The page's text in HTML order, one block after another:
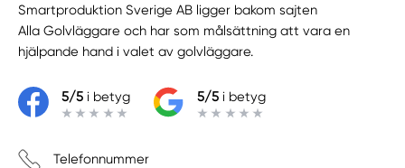
Smartproduktion Sverige AB ligger bakom sajten
Alla Golvläggare och har som målsättning att vara en
hjälpande hand i valet av golvläggare.
5/5i betyg 5/5i betyg
Telefonnummer